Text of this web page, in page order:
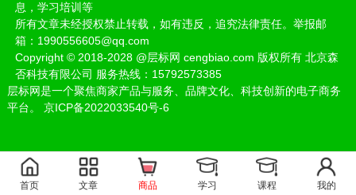
息，学习培训等
所有文章未经授权禁止转载，如有违反，追究法律责任。举报邮
箱：1990556605@qq.com
Copyright ©2018-2028 @层标网 cengbiao.com 版权所有 北京森
否科技有限公司 服务热线：15792573385
层标网是一个聚焦商家产品与服务、品牌文化、科技创新的电子商务
平台。 京ICP备2022033540号-6
首页 文章 商品 学习 课程 我的